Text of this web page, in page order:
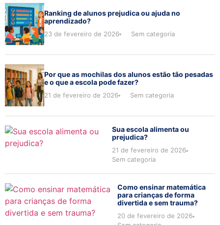
Ranking de alunos prejudica ou ajuda no
aprendizado?
23 de fevereiro de 2026 Sem categoria
Por que as mochilas dos alunos estão tão pesadas
e o que a escola pode fazer?
21 de fevereiro de 2026 Sem categoria
Sua escola alimenta ou
prejudica?
21 de fevereiro de 2026
Sem categoria
Como ensinar matemática
para crianças de forma
divertida e sem trauma?
20 de fevereiro de 2026